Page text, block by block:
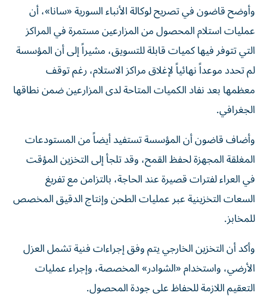
وأوضح قاضون في تصريح لوكالة الأنباء السورية «سانا»، أن
عمليات استلام المحصول من المزارعين مستمرة في المراكز
التي تتوفر فيها كميات قابلة للتسويق، مشيراً إلى أن المؤسسة
لم تحدد موعداً نهائياً لإغلاق مراكز الاستلام، رغم توقف
معظمها بعد نفاد الكميات المتاحة لدى المزارعين ضمن نطاقها
الجغرافي.
وأضاف قاضون أن المؤسسة تستفيد أيضاً من المستودعات
المغلقة المجهزة لحفظ القمح، وقد تلجأ إلى التخزين المؤقت
في العراء لفترات قصيرة عند الحاجة، بالتزامن مع تفريغ
السعات التخزينية عبر عمليات الطحن وإنتاج الدقيق المخصص
للمخابز.
وأكد أن التخزين الخارجي يتم وفق إجراءات فنية تشمل العزل
الأرضي، واستخدام «الشوادر» المخصصة، وإجراء عمليات
التعقيم اللازمة للحفاظ على جودة المحصول.